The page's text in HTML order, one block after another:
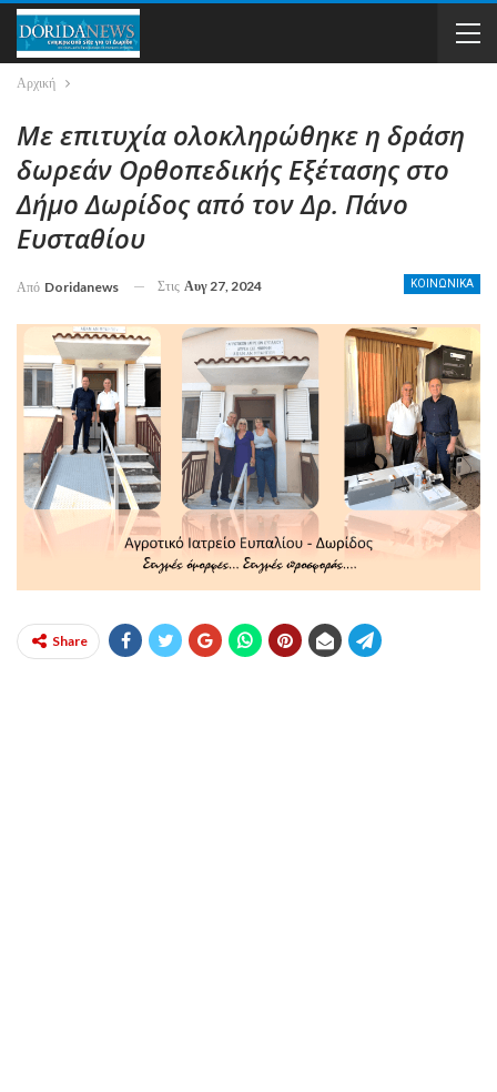
Αρχική
Με επιτυχία ολοκληρώθηκε η δράση
δωρεάν Ορθοπεδικής Εξέτασης στο
Δήμο Δωρίδος από τον Δρ. Πάνο
Ευσταθίου
ΚΟΙΝΩΝΙΚΑ
Από Doridanews Στις Αυγ 27, 2024
Share